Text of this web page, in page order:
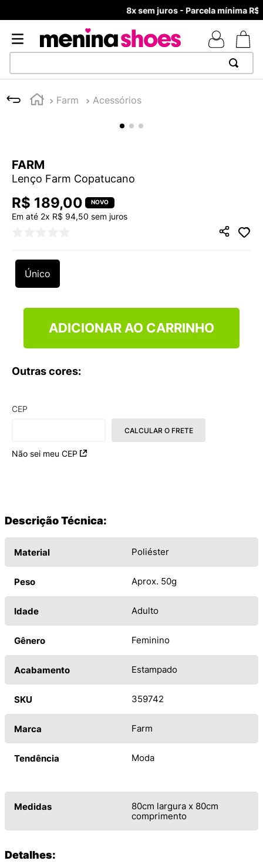
8x sem juros - Parcela mínima R$ 70,00
Farm Acessórios
FARM
Lenço Farm Copatucano
R$ 189,00
Em até 2x R$ 94,50 sem juros
Único
ADICIONAR AO CARRINHO
Outras cores:
CEP
Não sei meu CEP
CALCULAR O FRETE
Descrição Técnica:
Material Poliéster
Peso Aprox. 50g
Idade Adulto
Gênero Feminino
Acabamento Estampado
SKU 359742
Marca Farm
Tendência Moda
Medidas
80cm largura x 80cm
comprimento
Detalhes:
1
TÊNIS NEWS BALANCE 530
4º
TÊNIS VEJA WHITE
5
ADIDAS
6º
SAMBA
º
VEJA COUNTRY
10º NEW 530